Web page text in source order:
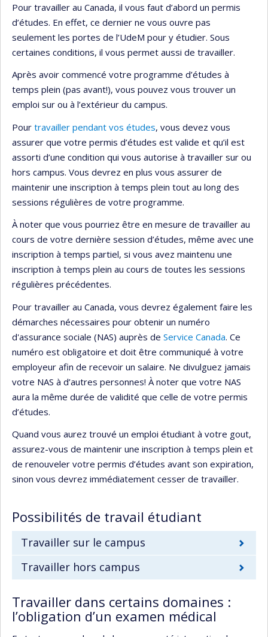
Pour travailler au Canada, il vous faut d’abord un permis
d’études. En effet, ce dernier ne vous ouvre pas
seulement les portes de l’UdeM pour y étudier. Sous
certaines conditions, il vous permet aussi de travailler.
Après avoir commencé votre programme d’études à
temps plein (pas avant!), vous pouvez vous trouver un
emploi sur ou à l’extérieur du campus.
Pour travailler pendant vos études, vous devez vous
assurer que votre permis d’études est valide et qu’il est
assorti d’une condition qui vous autorise à travailler sur ou
hors campus. Vous devrez en plus vous assurer de
maintenir une inscription à temps plein tout au long des
sessions régulières de votre programme.
À noter que vous pourriez être en mesure de travailler au
cours de votre dernière session d’études, même avec une
inscription à temps partiel, si vous avez maintenu une
inscription à temps plein au cours de toutes les sessions
régulières précédentes.
Pour travailler au Canada, vous devrez également faire les
démarches nécessaires pour obtenir un numéro
d'assurance sociale (NAS) auprès de Service Canada. Ce
numéro est obligatoire et doit être communiqué à votre
employeur afin de recevoir un salaire. Ne divulguez jamais
votre NAS à d’autres personnes! À noter que votre NAS
aura la même durée de validité que celle de votre permis
d’études.
Quand vous aurez trouvé un emploi étudiant à votre gout,
assurez-vous de maintenir une inscription à temps plein et
de renouveler votre permis d’études avant son expiration,
sinon vous devrez immédiatement cesser de travailler.
Possibilités de travail étudiant
Travailler sur le campus
Travailler hors campus
Travailler dans certains domaines :
l’obligation d’un examen médical